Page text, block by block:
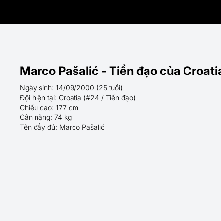
Marco Pašalić - Tiền đạo của
Ngày sinh: 14/09/2000 (25 tuổi)
Đội hiện tại: Croatia (#24 / Tiền đạo)
Chiều cao: 177 cm
Cân nặng: 74 kg
Tên đầy đủ: Marco Pašalić